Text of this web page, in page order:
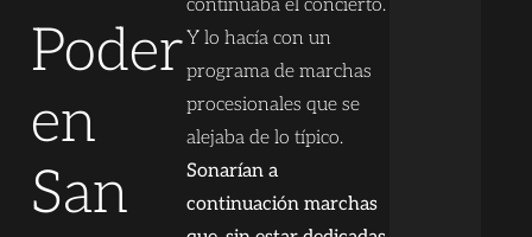
Poder
en
San
continuaba el concierto.
Y lo hacía con un
programa de marchas
procesionales que se
alejaba de lo típico.
Sonarían a
continuación marchas